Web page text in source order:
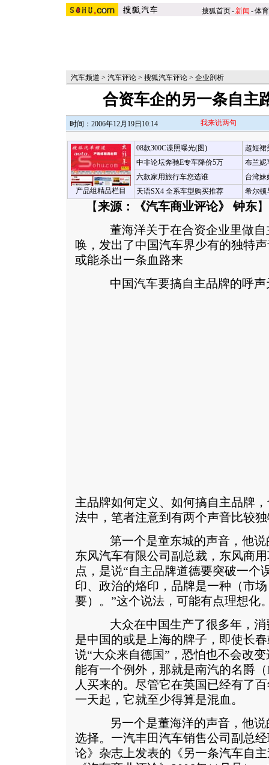
搜狐首页-新闻 -体育
汽车频道 > 汽车评论 > 搜狐汽车评论 > 企业剖析
合资车企的另一条自主
时间：2006年12月19日10:14 我来说两句
产品组精品栏目
08款300C谍照曝光(图)
中非论坛奔驰E专车降价5万
六款家用旅行车您选谁
天语SX4 全系车型购买推荐
超短裙
布兰妮
台湾妹
希尔顿
【来源：《汽车商业评论》 钟东】
董海洋关于在合资企业里做自
唤，发出了中国汽车界少有的独特
或能杀出一条血路来
中国汽车要搞自主品牌的呼声
主品牌如何定义、如何搞自主品牌
法中，笔者注意到有两个声音比较
第一个是童东城的声音，他说
东风汽车有限公司副总裁，东风商
点，是说“自主品牌道德要突破一个
印、政治的烙印，品牌是一种（市
要）。”这个说法，可能有点理想化
大众在中国生产了很多年，消
是中国的或是上海的牌子，即使长
说“大众来自德国”，恐怕也不会改
能有一个例外，那就是南汽的名爵
人买来的。尽管它在英国已经有了
一天起，它就至少得算是混血。
另一个是董海洋的声音，他说
选择。一汽丰田汽车销售公司副总
论》杂志上发表的《另一条汽车自